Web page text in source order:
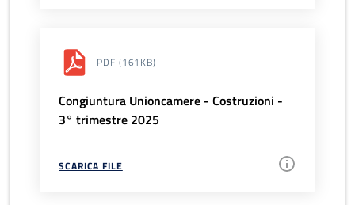
PDF (161KB)
Congiuntura Unioncamere - Costruzioni -
3° trimestre 2025
SCARICA FILE